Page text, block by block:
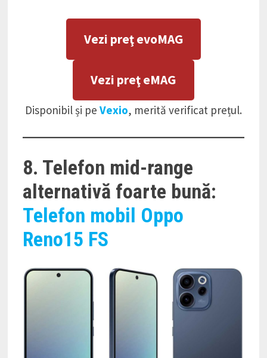
Vezi preţ evoMAG
Vezi preţ eMAG
Disponibil și pe Vexio, merită verificat prețul.
8. Telefon mid-range
alternativă foarte bună:
Telefon mobil Oppo
Reno15 FS